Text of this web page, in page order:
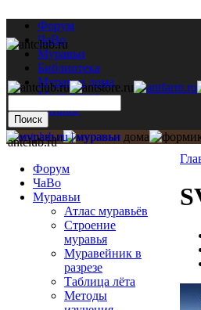
Форум
ЧаВо
Муравьи
Библиотека
Муравьи дома
Мастерская
Каталог
antclub.ru
Форум
ЧаВо
Муравьи
Атлас муравьёв
Строение
муравья
Муравейник в
разрезе
Таблица лёта
Методы